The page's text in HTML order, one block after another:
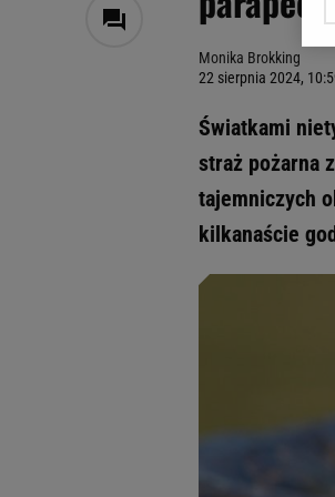
Monika Brokking
22 sierpnia 2024,
Światkami
straż pożarna
tajemniczych
kilkanaście